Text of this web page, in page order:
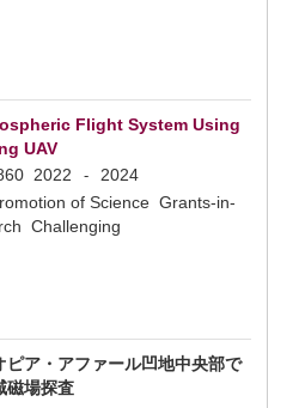
Flight System Using
UAV
2022 -
2024
of Science Grants-in-
Challenging
ピア・アファール凹地中央部で
磁場探査